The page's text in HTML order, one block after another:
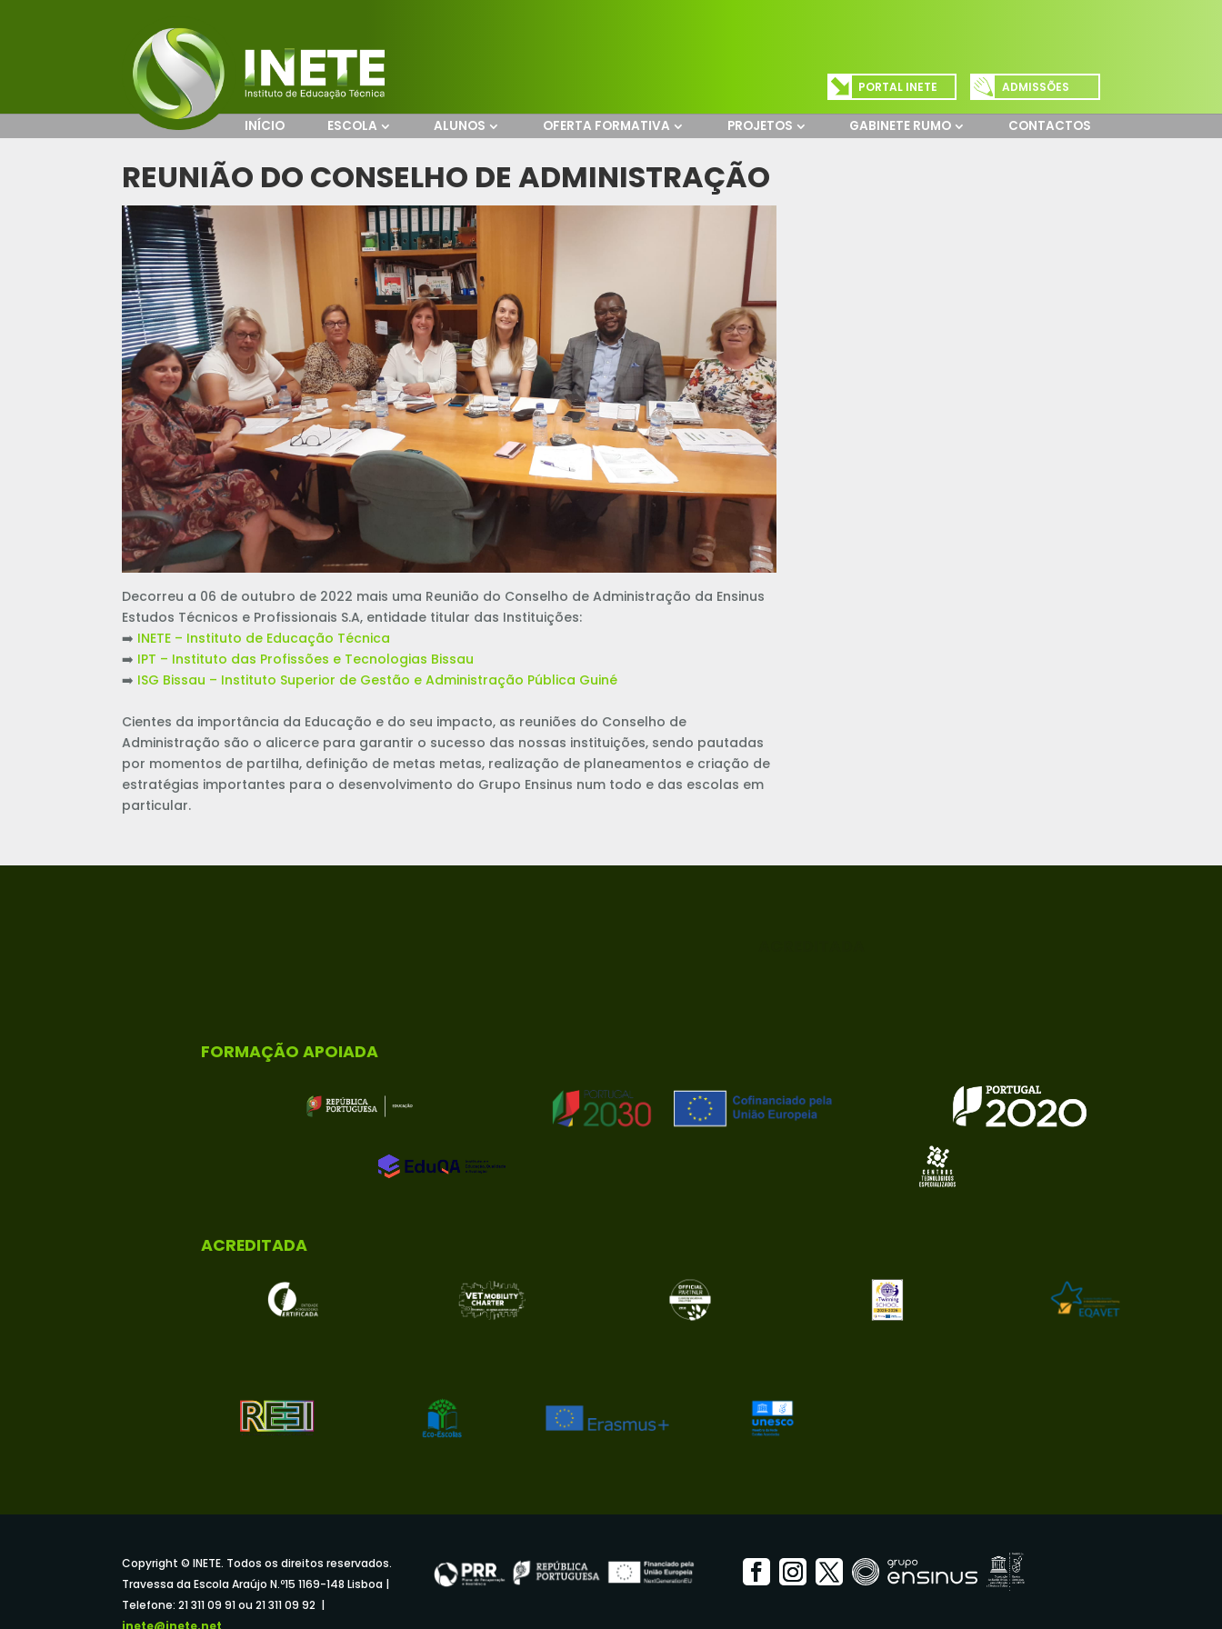
PORTAL INETE ADMISSÕES
INÍCIO ESCOLA ALUNOS OFERTA FORMATIVA PROJETOS GABINETE RUMO CONTACTOS
REUNIÃO DO CONSELHO DE ADMINISTRAÇÃO
Decorreu a 06 de outubro de 2022 mais uma Reunião do Conselho de Administração da Ensinus
Estudos Técnicos e Profissionais S.A, entidade titular das Instituições:
➡️ INETE – Instituto de Educação Técnica
➡️ IPT – Instituto das Profissões e Tecnologias Bissau
➡️ ISG Bissau – Instituto Superior de Gestão e Administração Pública Guiné
Cientes da importância da Educação e do seu impacto, as reuniões do Conselho de
Administração são o alicerce para garantir o sucesso das nossas instituições, sendo pautadas
por momentos de partilha, definição de metas metas, realização de planeamentos e criação de
estratégias importantes para o desenvolvimento do Grupo Ensinus num todo e das escolas em
particular.
FORMAÇÃO APOIADA
ACREDITADA
Copyright © INETE. Todos os direitos reservados.
Travessa da Escola Araújo N.º15 1169-148 Lisboa |
Telefone: 21 311 09 91 ou 21 311 09 92 |
inete@inete.net